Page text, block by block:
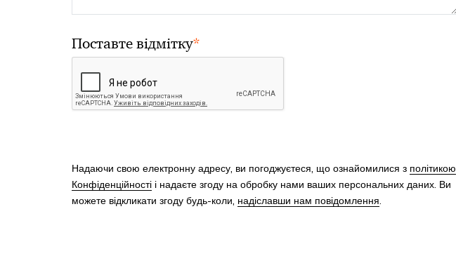
Поставте відмітку*
Надаючи свою електронну адресу, ви погоджуєтеся, що ознайомилися з політикою
Конфіденційності і надаєте згоду на обробку нами ваших персональних даних. Ви
можете відкликати згоду будь-коли, надіславши нам повідомлення